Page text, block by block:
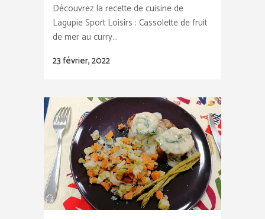
Découvrez la recette de cuisine de
Lagupie Sport Loisirs : Cassolette de fruit
de mer au curry...
23 février, 2022